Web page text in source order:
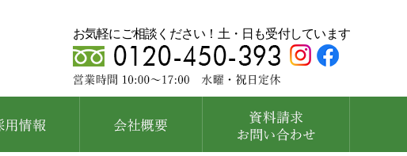
お気軽にご相談ください！土・日も受付しています